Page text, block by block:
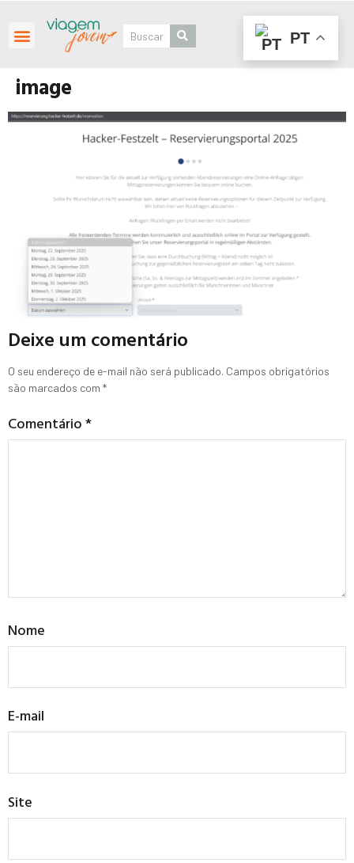
image
Deixe um comentário
O seu endereço de e-mail não será publicado. Campos obrigatórios
são marcados com *
Comentário*
Nome
E-mail
Site
PT